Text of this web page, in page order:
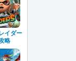
イダー
略